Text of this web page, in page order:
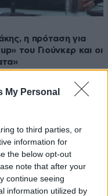
My Personal
to third parties, or
information for
the below opt-out
note that after your
continue seeing
information utilized by
η πρόταση για
του Γιούνκερ και οι